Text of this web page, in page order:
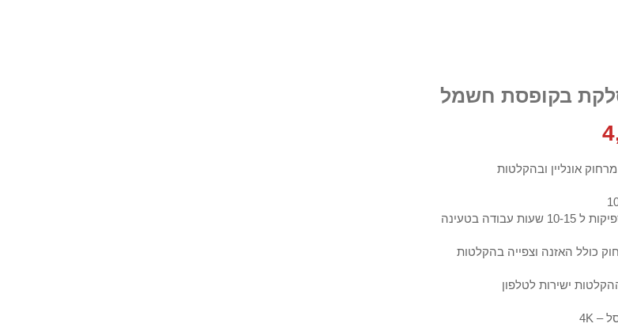
המחיר
הנוכחי
4,200₪.סוללות ליתיום נטענות מספיקות ל 10-15 שעות עבודה בטעינה
כולל האזנה וצפייה בהקלטות
ישירות לטלפון